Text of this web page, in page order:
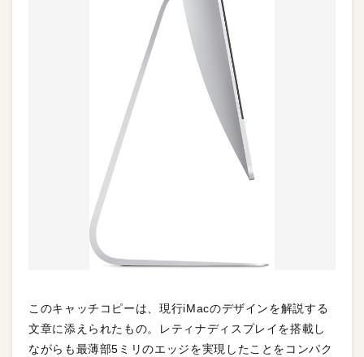
このキャッチコピーは、現行iMacのデザインを解説する
文章に添えられたもの。レティナディスプレイを搭載し
ながらも最薄部5ミリのエッジを実現したことをコンパク